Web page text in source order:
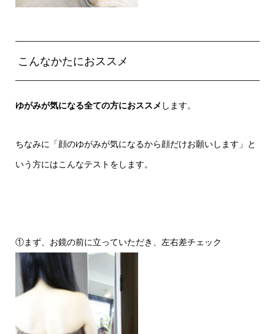
こんなかたにおススメ
ゆがみが気になる全ての方におススメ します。
ちなみに「顔のゆがみが気になるから顔だけお願いします」と
いう方にはこんなテストをします。
①まず、お鏡の前に立っていただき、左右差チェック